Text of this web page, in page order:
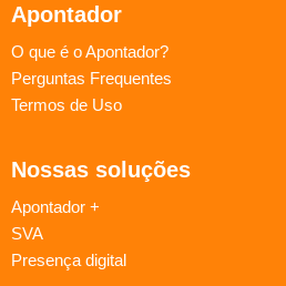
Apontador
O que é o Apontador?
Perguntas Frequentes
Termos de Uso
Nossas soluções
Apontador +
SVA
Presença digital